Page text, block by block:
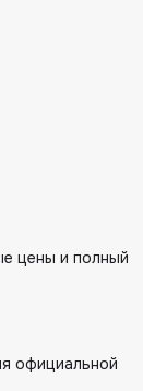
цены и полный
официальной